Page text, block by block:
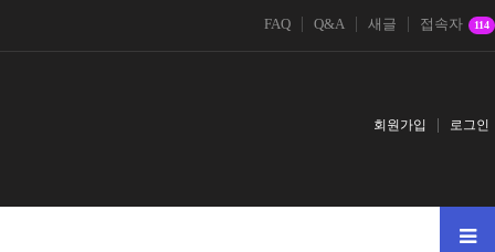
FAQ Q&A 새글 접속자 114
회원가입 로그인